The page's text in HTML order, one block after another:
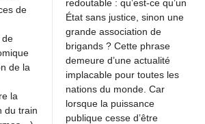
de
de
de la
la
du train
redoutable : qu’est-ce qu’un
État sans justice, sinon une
grande association de
brigands ? Cette phrase
demeure d’une actualité
implacable pour toutes les
nations du monde. Car
lorsque la puissance
publique cesse d’être